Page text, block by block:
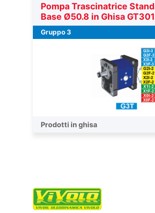
Pompa Trascinatrice
Base Ø50.8 in Ghisa GT301
Gruppo 3
Pompa trascinatrice
Prodotti in ghisa